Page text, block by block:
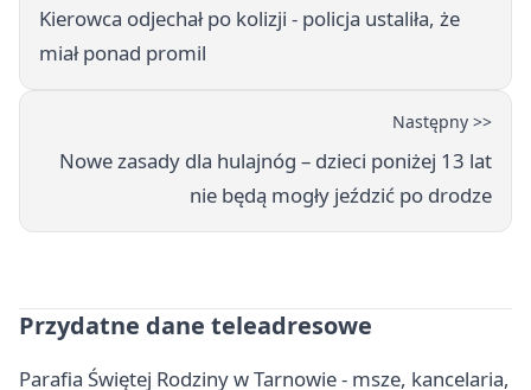
Kierowca odjechał po kolizji - policja ustaliła, że
miał ponad promil
Następny >>
Nowe zasady dla hulajnóg – dzieci poniżej 13 lat
nie będą mogły jeździć po drodze
Przydatne dane teleadresowe
Parafia Świętej Rodziny w Tarnowie - msze, kancelaria,